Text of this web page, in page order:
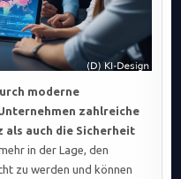
moderne
zahlreiche
auch die Sicherheit
in der Lage, den
zu werden und können